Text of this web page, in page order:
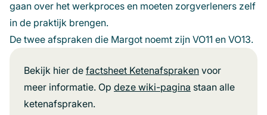
gaan over het werkproces en moeten zorgverleners zelf
in de praktijk brengen.
De twee afspraken die Margot noemt zijn VO11 en VO13.
Bekijk hier de factsheet Ketenafspraken voor
meer informatie. Op deze wiki-pagina (opent
staan alle
ketenafspraken.